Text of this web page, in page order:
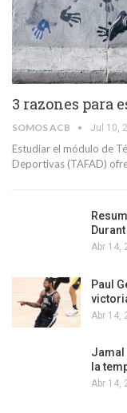
3 razones para
SOMOS ACB Jul 10,
Estudiar el módulo de
Deportivas (TAFAD)
Abr 14,
Paul
Abr 14,
Jamal
la
Abr 14,